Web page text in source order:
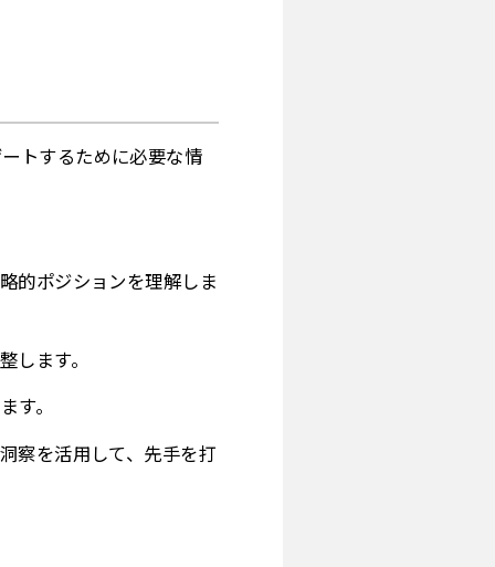
トするために必要な情
的ポジションを理解しま
します。
す。
察を活用して、先手を打